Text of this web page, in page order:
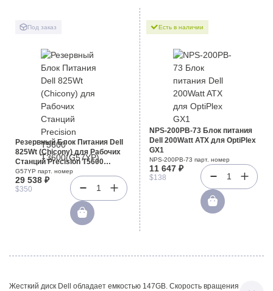
Под заказ
Резервный Блок Питания Dell
825Wt (Chicony) для Рабочих
Станций Precision T5600
T3600(G57YP)
G57YP парт. номер
29 538 ₽
$350 1
Есть в наличии
NPS-200PB-73 Блок питания
Dell 200Watt ATX для OptiPlex
GX1
NPS-200PB-73 парт. номер
11 647 ₽
$138 1
Жесткий диск Dell обладает емкостью 147GB. Скорость вращения